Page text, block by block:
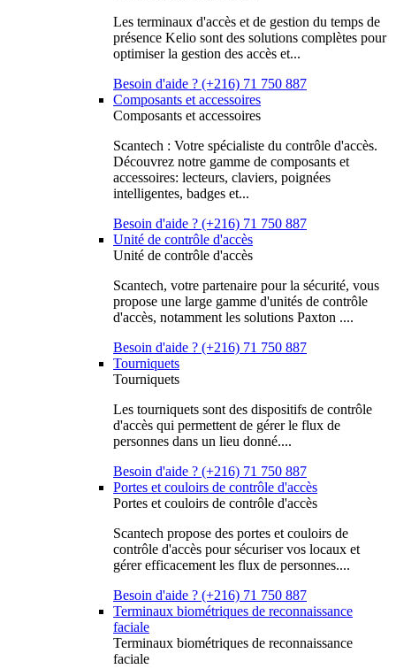
Les terminaux d'accès et de gestion du temps de
présence Kelio sont des solutions complètes pour
optimiser la gestion des accès et...
Besoin d'aide ? (+216) 71 750 887
Composants et accessoires
Composants et accessoires
Scantech : Votre spécialiste du contrôle d'accès.
Découvrez notre gamme de composants et
accessoires: lecteurs, claviers, poignées
intelligentes, badges et...
Besoin d'aide ? (+216) 71 750 887
Unité de contrôle d'accès
Unité de contrôle d'accès
Scantech, votre partenaire pour la sécurité, vous
propose une large gamme d'unités de contrôle
d'accès, notamment les solutions Paxton ....
Besoin d'aide ? (+216) 71 750 887
Tourniquets
Tourniquets
Les tourniquets sont des dispositifs de contrôle
d'accès qui permettent de gérer le flux de
personnes dans un lieu donné....
Besoin d'aide ? (+216) 71 750 887
Portes et couloirs de contrôle d'accès
Portes et couloirs de contrôle d'accès
Scantech propose des portes et couloirs de
contrôle d'accès pour sécuriser vos locaux et
gérer efficacement les flux de personnes....
Besoin d'aide ? (+216) 71 750 887
Terminaux biométriques de reconnaissance
faciale
Terminaux biométriques de reconnaissance
faciale